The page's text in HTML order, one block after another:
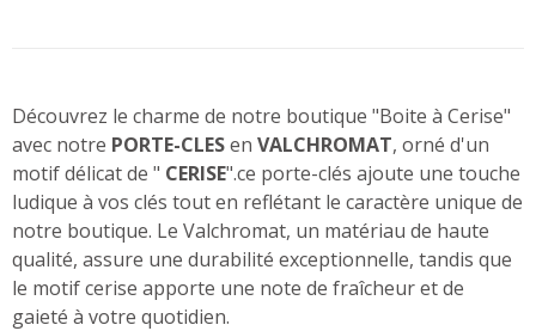
Découvrez le charme de notre boutique "Boite à Cerise"
avec notre PORTE-CLESen VALCHROMAT, orné d'un
motif délicat de " CERISE".ce porte-clés ajoute une touche
ludique à vos clés tout en reflétant le caractère unique de
notre boutique. Le Valchromat, un matériau de haute
qualité, assure une durabilité exceptionnelle, tandis que
le motif cerise apporte une note de fraîcheur et de
gaieté à votre quotidien.